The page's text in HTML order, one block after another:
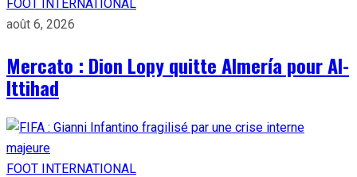
FOOT INTERNATIONAL
août 6, 2026
Mercato : Dion Lopy quitte Almería pour Al-
Ittihad
FOOT INTERNATIONAL